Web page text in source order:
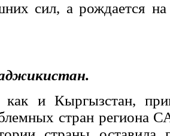
сил, а рождается
как и Кыргызстан,
стран региона